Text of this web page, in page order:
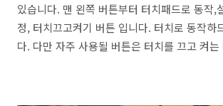
있습니다. 맨 왼쪽 버튼부터 터치패드로 동작,
정, 터치끄고켜기 버튼 입니다. 터치로 동작하
다. 다만 자주 사용될 버튼은 터치를 끄고 켜